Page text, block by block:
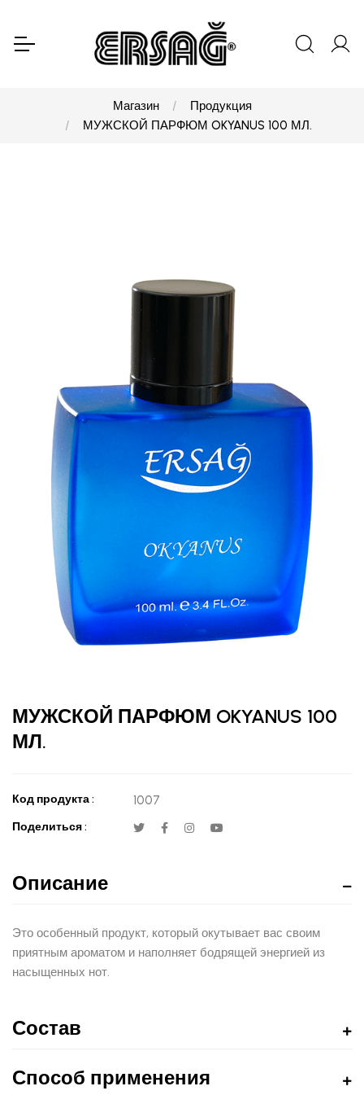
Магазин
Продукция
МУЖСКОЙ ПАРФЮМ OKYANUS 100 МЛ.
МУЖСКОЙ ПАРФЮМ OKYANUS 100
МЛ.
Код продукта : 1007
Поделиться :
Описание
Это особенный продукт, который окутывает вас своим
приятным ароматом и наполняет бодрящей энергией из
насыщенных нот.
Состав
Способ применения